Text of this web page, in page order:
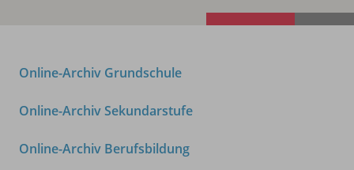
Online-Archiv Grundschule
Online-Archiv Sekundarstufe
Online-Archiv Berufsbildung